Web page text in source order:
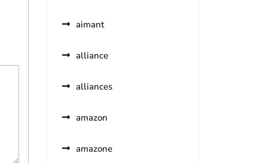
aimant
alliance
alliances
amazon
amazone